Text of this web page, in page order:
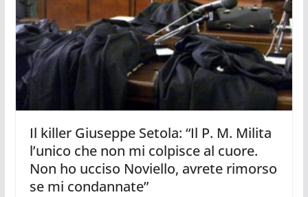
Il killer Giuseppe Setola: “Il P. M. Milita
l’unico che non mi colpisce al cuore.
Non ho ucciso Noviello, avrete rimorso
se mi condannate”